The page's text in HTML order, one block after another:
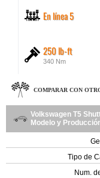
En línea 5
250 lb-ft
340 Nm
COMPARAR CON
Volkswagen T5
Modelo y
Tipo de
Num.